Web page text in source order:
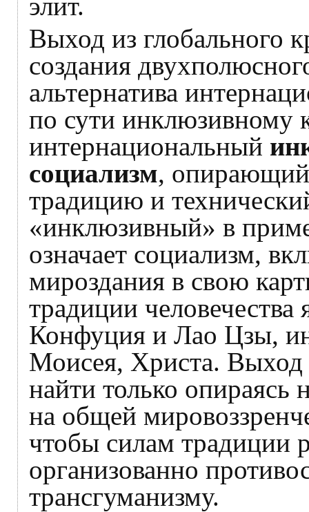
Выход из глобального
создания
альтернатива
по сути инклюзивному
интернациональный
социализм,
традицию и
«инклюзивный» в
означает социализм,
мироздания в свою
традиции
Конфуция и Лао Цзы,
Моисея, Христа. Выход
найти только опираясь
на общей
чтобы силам традиции
организованно
трансгуманизму.